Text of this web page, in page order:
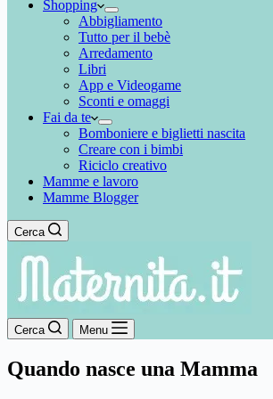
Shopping
Abbigliamento
Tutto per il bebè
Arredamento
Libri
App e Videogame
Sconti e omaggi
Fai da te
Bomboniere e biglietti nascita
Creare con i bimbi
Riciclo creativo
Mamme e lavoro
Mamme Blogger
Cerca
Cerca Menu
Quando nasce una Mamma